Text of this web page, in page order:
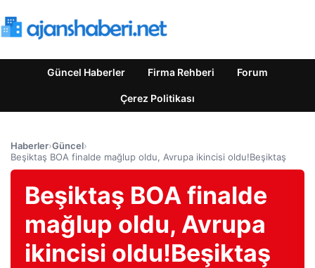
Güncel Haberler Firma Rehberi Forum
Çerez Politikası
Haberler›Güncel›
Beşiktaş BOA finalde mağlup oldu, Avrupa ikincisi oldu!Beşiktaş
Beşiktaş BOA finalde
mağlup oldu, Avrupa
ikincisi oldu!Beşiktaş